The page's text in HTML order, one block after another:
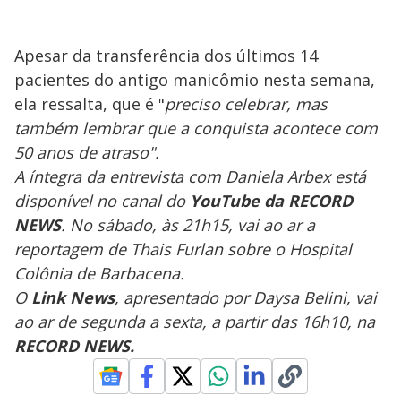
Apesar da transferência dos últimos 14
pacientes do antigo manicômio nesta semana,
ela ressalta, que é "preciso celebrar, mas
também lembrar que a conquista acontece com
50 anos de atraso".
A íntegra da entrevista com Daniela Arbex está
disponível no canal do YouTube da RECORD
NEWS. No sábado, às 21h15, vai ao ar a
reportagem de Thais Furlan sobre o Hospital
Colônia de Barbacena.
O Link News, apresentado por Daysa Belini, vai
ao ar de segunda a sexta, a partir das 16h10, na
RECORD NEWS.